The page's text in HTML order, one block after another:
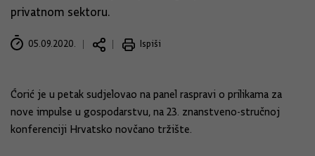
privatnom sektoru.
05.09.2020. Ispiši
Ćorić je u petak sudjelovao na panel raspravi o prilikama za
nove impulse u gospodarstvu, na 23. znanstveno-stručnoj
konferenciji Hrvatsko novčano tržište.